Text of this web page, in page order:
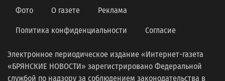
Фото О газете Реклама
Политика конфиденциальности Согласие
Электронное периодическое издание «Интернет-газета
«БРЯНСКИЕ НОВОСТИ» зарегистрировано Федеральной
службой по надзору за соблюдением законодательства в